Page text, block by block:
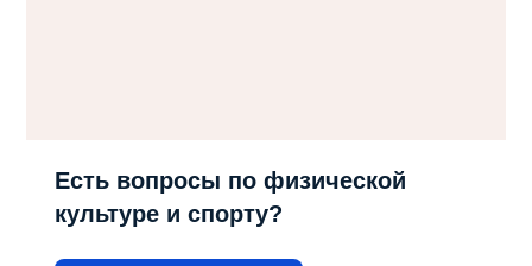
Есть вопросы по физической
культуре и спорту?